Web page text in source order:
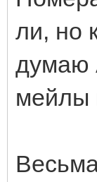
ли, но
думаю
мейлы